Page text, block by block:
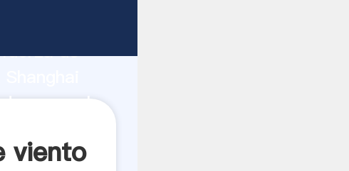
de
crea el
viento